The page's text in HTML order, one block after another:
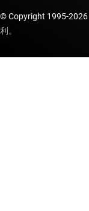
© Copyright 1995-2026
利。